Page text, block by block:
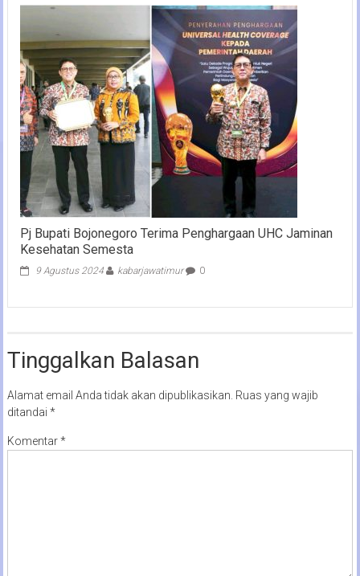
Pj Bupati Bojonegoro Terima Penghargaan UHC Jaminan
Kesehatan Semesta
9 Agustus 2024 kabarjawatimur 0
Tinggalkan Balasan
Alamat email Anda tidak akan dipublikasikan. Ruas yang wajib
ditandai *
Komentar*